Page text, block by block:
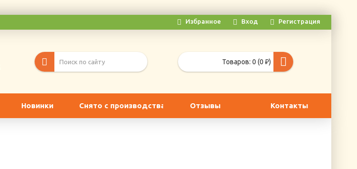
Избранное Вход Регистрация
Товаров: 0 (0 ₽)
Новинки Снято с производства Отзывы Контакты